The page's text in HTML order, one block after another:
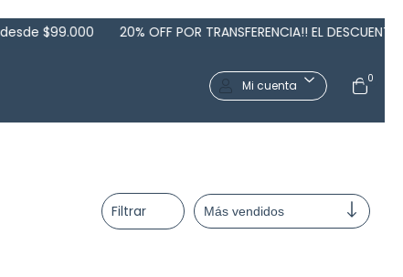
20% OFF POR TRANSFERENCIA!! EL DESCUENTO SE APLICA AL
Mi cuenta 0
Filtrar